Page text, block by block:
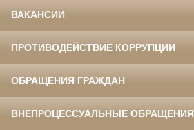
ВАКАНСИИ
ПРОТИВОДЕЙСТВИЕ КОРРУПЦИИ
ОБРАЩЕНИЯ ГРАЖДАН
ВНЕПРОЦЕССУАЛЬНЫЕ ОБРАЩЕНИЯ